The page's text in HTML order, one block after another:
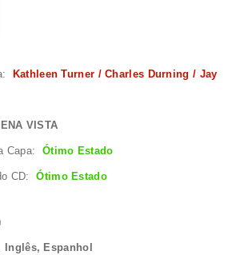
: Kathleen Turner / Charles Durning / Jay
VISTA
Capa: Ótimo Estado
CD:Ótimo Estado
Inglês, Espanhol